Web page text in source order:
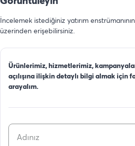
İncelemek istediğiniz yatırım
üzerinden erişebilirsiniz.
Ürünlerimiz, hizmetlerimiz,
açılışına ilişkin detaylı bilgi almak için
arayalım.